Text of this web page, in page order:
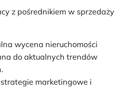
z pośrednikiem w sprzedaży
wycena nieruchomości
do aktualnych trendów
marketingowe i